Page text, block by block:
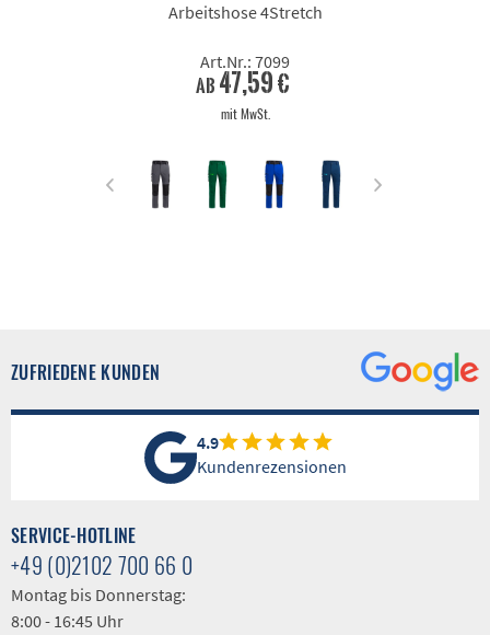
Arbeitshose 4Stretch
Art.Nr.: 7099
ab 47,59 €
mit MwSt.
ZUFRIEDENE KUNDEN
4.9
Kundenrezensionen
SERVICE-HOTLINE
+49 (0)2102 700 66 0
Montag bis Donnerstag:
8:00 - 16:45 Uhr